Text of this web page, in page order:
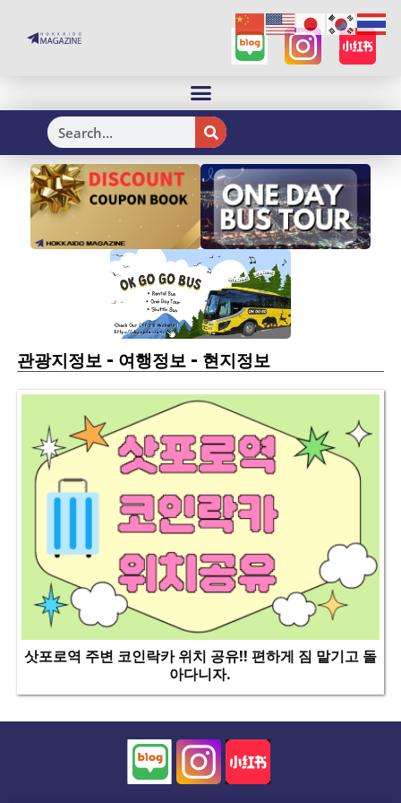
H
관광지정보- 여행정보- 현지정보
삿포로역 주변 코인락카 위치 공유!! 편하게 짐 맡기고 돌
아다니자.